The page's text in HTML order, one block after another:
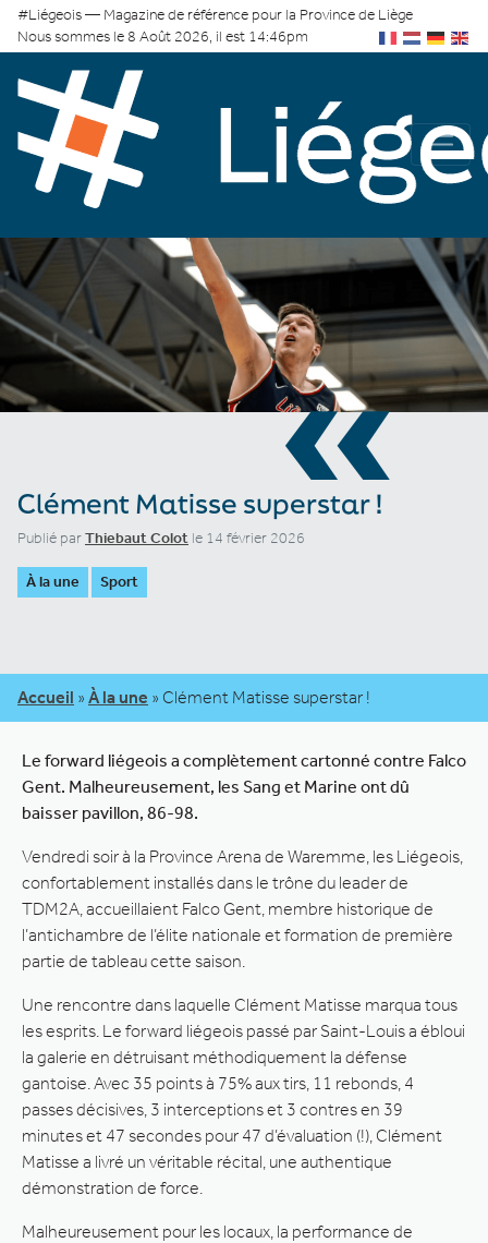
#Liégeois — Magazine de référence pour la Province de Liège
Nous sommes le 8 Août 2026, il est 14:46pm
«
Clément Matisse superstar !
Publié parThiebaut Colot le 14 février 2026
À la une Sport
Accueil » À la une » Clément Matisse superstar !
Le forward liégeois a complètement cartonné contre Falco
Gent. Malheureusement, les Sang et Marine ont dû
baisser pavillon, 86-98.
Vendredi soir à la Province Arena de Waremme, les Liégeois,
confortablement installés dans le trône du leader de
TDM2A, accueillaient Falco Gent, membre historique de
l’antichambre de l’élite nationale et formation de première
partie de tableau cette saison.
Une rencontre dans laquelle Clément Matisse marqua tous
les esprits. Le forward liégeois passé par Saint-Louis a ébloui
la galerie en détruisant méthodiquement la défense
gantoise. Avec 35 points à 75% aux tirs, 11 rebonds, 4
passes décisives, 3 interceptions et 3 contres en 39
minutes et 47 secondes pour 47 d’évaluation (!), Clément
Matisse a livré un véritable récital, une authentique
démonstration de force.
Malheureusement pour les locaux, la performance de